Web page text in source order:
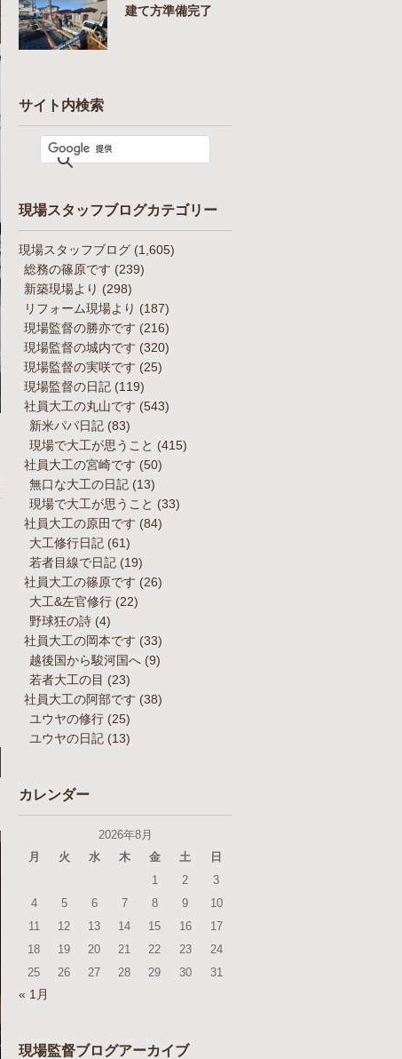
建て方準備完了
サイト内検索
現場スタッフブログカテゴリー
現場スタッフブログ (1,605)
総務の篠原です (239)
新築現場より (298)
リフォーム現場より (187)
現場監督の勝亦です (216)
現場監督の城内です (320)
現場監督の実咲です (25)
現場監督の日記 (119)
社員大工の丸山です (543)
新米パパ日記 (83)
現場で大工が思うこと (415)
社員大工の宮崎です (50)
無口な大工の日記 (13)
現場で大工が思うこと (33)
社員大工の原田です (84)
大工修行日記 (61)
若者目線で日記 (19)
社員大工の篠原です (26)
大工&左官修行 (22)
野球狂の詩 (4)
社員大工の岡本です (33)
越後国から駿河国へ (9)
若者大工の目 (23)
社員大工の阿部です (38)
ユウヤの修行 (25)
ユウヤの日記 (13)
カレンダー
2026年8月
月
火 水 木 金 土
日
1
2
3
4
5 6 7 8 9
10
11
12 13 14 15 16
17
18
19 20 21 22 23
24
25
26 27 28 29 30 31
« 1月
現場監督ブログアーカイブ